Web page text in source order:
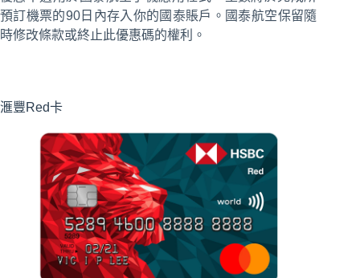
預訂機票的90日內存入你的國泰賬戶。國泰航空保留隨
時修改條款或終止此優惠碼的權利。
滙豐Red卡